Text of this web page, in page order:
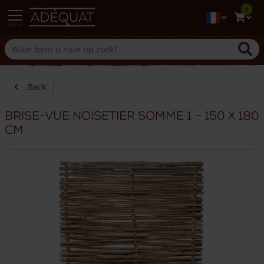
0
Back
Brise-vue noisetier Somme 1 – 150 x 180
cm